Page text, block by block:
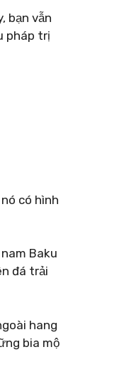
bạn vẫn
pháp trị
có hình
Baku
đá trải
hang
bia mộ